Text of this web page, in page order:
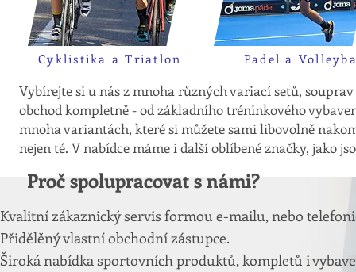
Cyklistika a Triatlon Padel a
Vybírejte si u nás z mnoha různých variací setů,
obchod kompletně - od základního tréninkového
mnoha variantách, které si můžete sami libovolně
nejen té. V nabídce máme i další oblíbené značky, jako
Kvalitní zákaznický servis formou e-mailu, nebo
Přidělěný vlastní obchodní zástupce.
Široká nabídka sportovních produktů, kompletů i
Proč spolupracovat s námi?